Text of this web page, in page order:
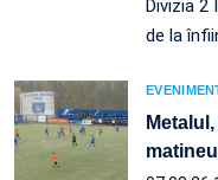
Divizia 2
de la